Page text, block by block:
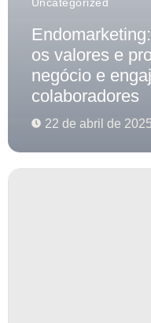
os valores e
negócio e
colaboradores
22 de abril de 2025